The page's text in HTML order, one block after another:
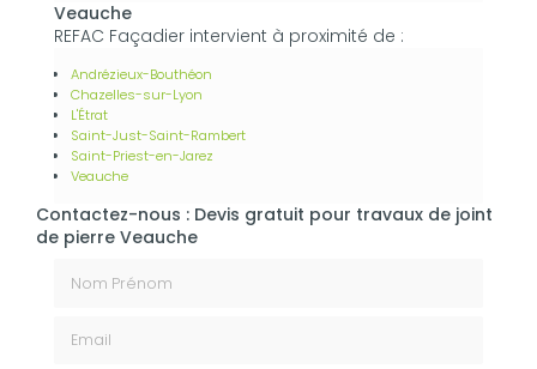
Veauche
REFAC Façadier intervient à proximité de :
Andrézieux-Bouthéon
Chazelles-sur-Lyon
L'Étrat
Saint-Just-Saint-Rambert
Saint-Priest-en-Jarez
Veauche
Contactez-nous : Devis gratuit pour travaux de joint
de pierre Veauche